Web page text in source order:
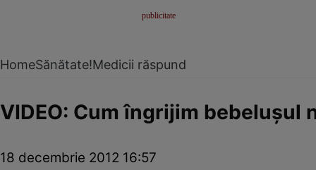
HomeSănătate!Medicii răspund
VIDEO: Cum îngrijim bebeluşul
18 decembrie 2012 16:57